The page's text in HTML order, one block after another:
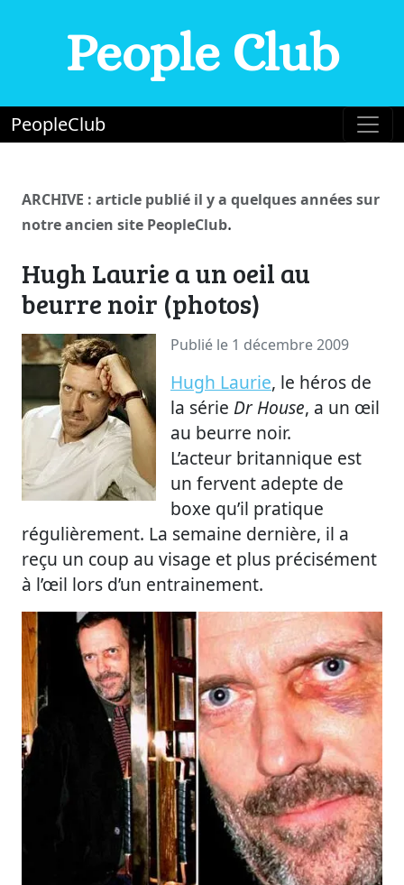
People Club
PeopleClub
ARCHIVE : article publié il y a quelques années sur
notre ancien site PeopleClub.
Hugh Laurie a un oeil au
beurre noir (photos)
Publié le 1 décembre 2009
Hugh Laurie, le héros de
la série Dr House, a un œil
au beurre noir.
L’acteur britannique est
un fervent adepte de
boxe qu’il pratique
régulièrement. La semaine dernière, il a
reçu un coup au visage et plus précisément
à l’œil lors d’un entrainement.